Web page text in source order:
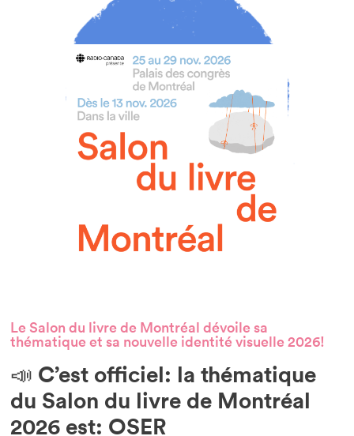
Le Salon du livre de Montréal dévoile sa
thématique et sa nouvelle identité visuelle 2026!
📣 C’est officiel: la thématique
du Salon du livre de Montréal
2026 est: OSER